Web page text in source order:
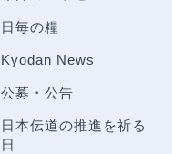
日毎の糧
Kyodan News
公募・公告
日本伝道の推進を祈る
日